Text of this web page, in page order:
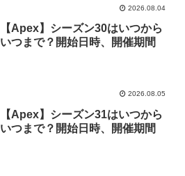
2026.08.04
【Apex】シーズン30はいつから
いつまで？開始日時、開催期間
2026.08.05
【Apex】シーズン31はいつから
いつまで？開始日時、開催期間